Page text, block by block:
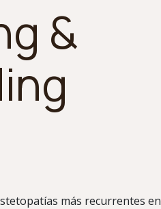
&
más recurrentes en